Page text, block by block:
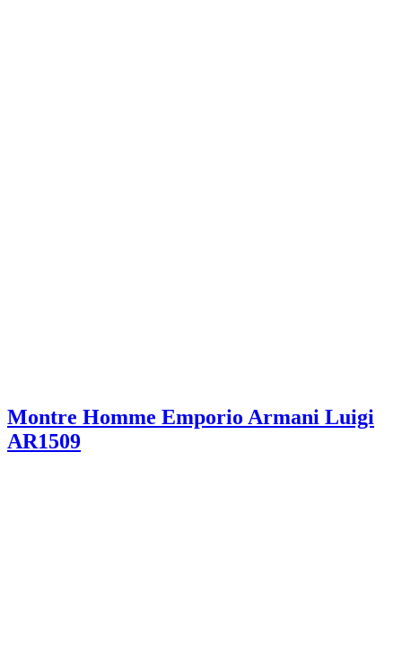
Montre Homme Emporio Armani Luigi
AR1509